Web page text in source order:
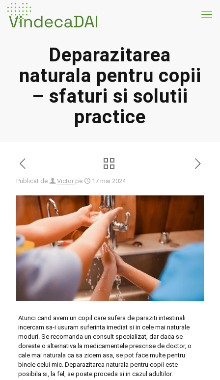
Deparazitarea
naturala pentru copii
– sfaturi si solutii
practice
Publicat de Victor pe 17 mai 2024
Atunci cand avem un copil care sufera de paraziti intestinali
incercam sa-i usuram suferinta imediat si in cele mai naturale
moduri. Se recomanda un consult specializat, dar daca se
doreste o alternativa la medicamentele prescrise de doctor, o
cale mai naturala ca sa zicem asa, se pot face multe pentru
binele celui mic. Deparazitarea naturala pentru copii este
posibila si, la fel, se poate proceda si in cazul adultilor.